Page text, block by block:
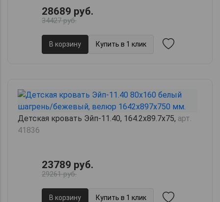
28689 руб.
34427 руб.
В корзину Купить в 1 клик
Детская кровать Эйп-11.40, 164.2х89.7х75, арт.
41836
23789 руб.
29261 руб.
В корзину Купить в 1 клик